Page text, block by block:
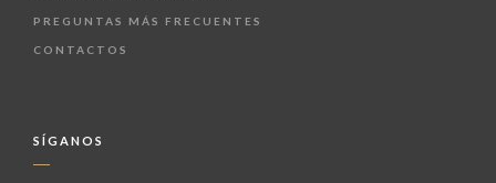
PREGUNTAS MÁS FRECUENTES
CONTACTOS
SÍGANOS